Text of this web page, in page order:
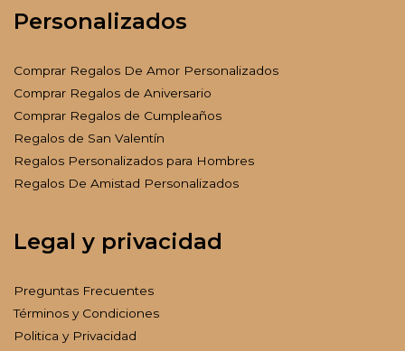
Personalizados
Comprar Regalos De Amor Personalizados
Comprar Regalos de Aniversario
Comprar Regalos de Cumpleaños
Regalos de San Valentín
Regalos Personalizados para Hombres
Regalos De Amistad Personalizados
Legal y privacidad
Preguntas Frecuentes
Términos y Condiciones
Politica y Privacidad